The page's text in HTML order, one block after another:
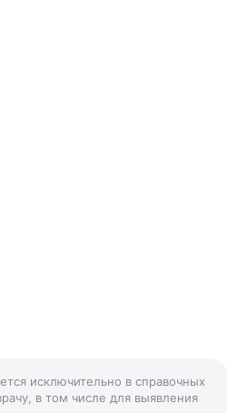
исключительно в справочных
в том числе для выявления